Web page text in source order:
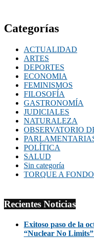
Categorías
ACTUALIDAD
ARTES
DEPORTES
ECONOMIA
FEMINISMOS
FILOSOFÍA
GASTRONOMÍA
JUDICIALES
NATURALEZA
OBSERVATORIO
POLÍTICA
SALUD
Sin categoría
TORQUE A
Recientes Noticias
Exitoso paso de la
“Nuclear No